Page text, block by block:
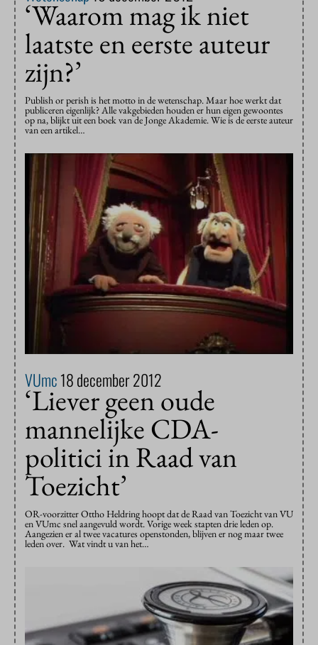
‘Waarom mag ik niet
laatste en eerste auteur
zijn?’
Publish or perish is het motto in de wetenschap. Maar hoe werkt dat
publiceren eigenlijk? Alle vakgebieden houden er hun eigen gewoontes
op na, blijkt uit een boek van de Jonge Akademie. Wie is de eerste auteur
van een artikel…
VUmc18 december 2012
‘Liever geen oude
mannelijke CDA-
politici in Raad van
Toezicht’
OR-voorzitter Ottho Heldring hoopt dat de Raad van Toezicht van VU
en VUmc snel aangevuld wordt. Vorige week stapten drie leden op.
Aangezien er al twee vacatures openstonden, blijven er nog maar twee
leden over. Wat vindt u van het…